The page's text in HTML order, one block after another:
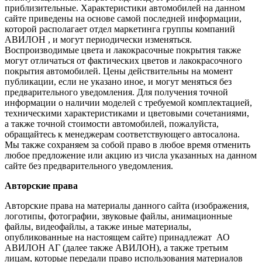
приблизительные. Характеристики автомобилей на данном
сайте приведены на основе самой последней информации,
которой располагает отдел маркетинга группы компаний
АВИЛОН , и могут периодически изменяться.
Воспроизводимые цвета и лакокрасочные покрытия также
могут отличаться от фактических цветов и лакокрасочного
покрытия автомобилей. Цены действительны на момент
публикации, если не указано иное, и могут меняться без
предварительного уведомления. Для получения точной
информации о наличии моделей с требуемой комплектацией,
техническими характеристиками и цветовыми сочетаниями,
а также точной стоимости автомобилей, пожалуйста,
обращайтесь к менеджерам соответствующего автосалона.
Мы также сохраняем за собой право в любое время отменить
любое предложение или акцию из числа указанных на данном
сайте без предварительного уведомления.
Авторские права
Авторские права на материалы данного сайта (изображения,
логотипы, фотографии, звуковые файлы, анимационные
файлы, видеофайлы, а также иные материалы,
опубликованные на настоящем сайте) принадлежат АО
АВИЛОН АГ (далее также АВИЛОН), а также третьим
лицам, которые передали право использования материалов